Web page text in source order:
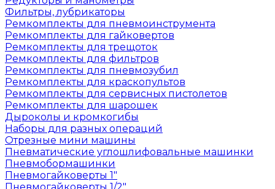
Фильтры, лубрикаторы
Ремкомплекты для пневмоинструмента
Ремкомплекты для гайковертов
Ремкомплекты для трещоток
Ремкомплекты для фильтров
Ремкомплекты для пневмозубил
Ремкомплекты для краскопультов
Ремкомплекты для сервисных пистолетов
Ремкомплекты для шарошек
Дыроколы и кромкогибы
Наборы для разных операций
Отрезные мини машины
Пневматические углошлифовальные машинки
Пневмобормашинки
Пневмогайковерты 1"